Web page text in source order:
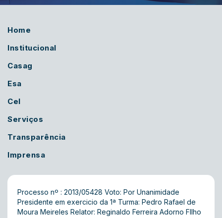
Home
Institucional
Casag
Esa
Cel
Serviços
Transparência
Imprensa
Processo nº : 2013/05428 Voto: Por Unanimidade
Presidente em exercicio da 1ª Turma: Pedro Rafael de
Moura Meireles Relator: Reginaldo Ferreira Adorno FIlho